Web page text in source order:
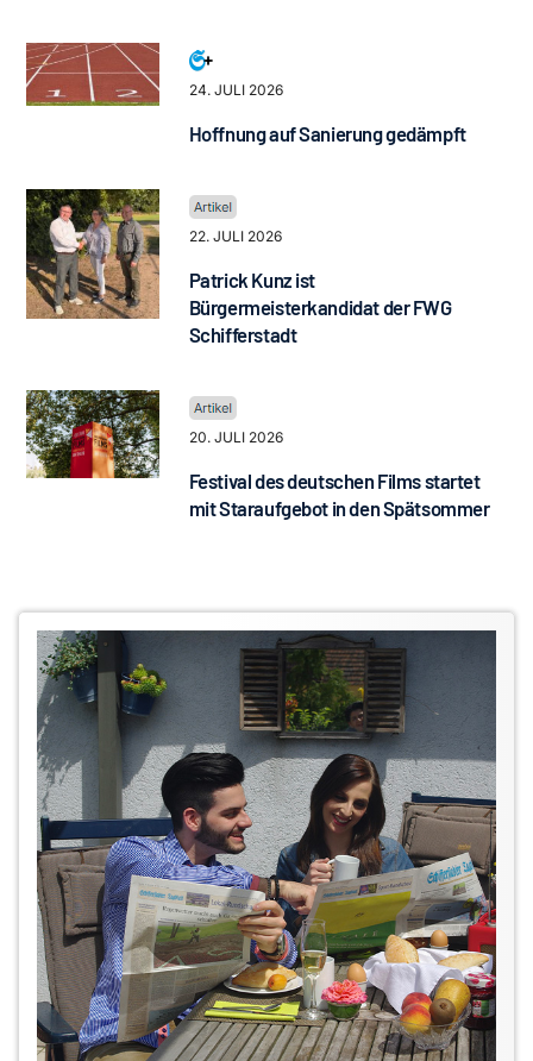
24. JULI 2026
Hoffnung auf Sanierung gedämpft
22. JULI 2026
Patrick Kunz ist
Bürgermeisterkandidat der FWG
Schifferstadt
20. JULI 2026
Festival des deutschen Films startet
mit Staraufgebot in den Spätsommer